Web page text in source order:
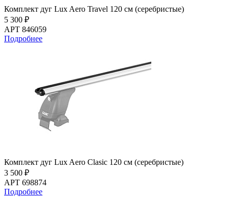
Комплект дуг Lux Aero Travel 120 см (серебристые)
5 300 ₽
АРТ 846059
Подробнее
Комплект дуг Lux Aero Clasic 120 см (серебристые)
3 500 ₽
АРТ 698874
Подробнее